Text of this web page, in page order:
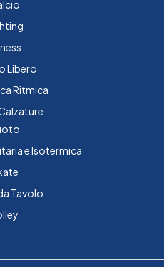
Libero
Ritmica
e Isotermica
Tavolo